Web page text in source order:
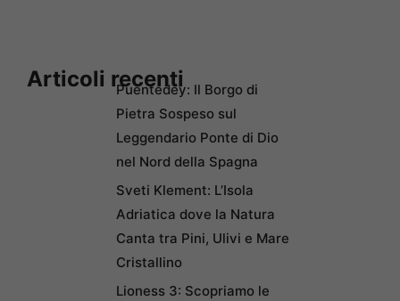
Articoli recentiPuentedey: Il Borgo di
Pietra Sospeso sul
Leggendario Ponte di Dio
nel Nord della Spagna
Sveti Klement: L’Isola
Adriatica dove la Natura
Canta tra Pini, Ulivi e Mare
Cristallino
Lioness 3: Scopriamo le